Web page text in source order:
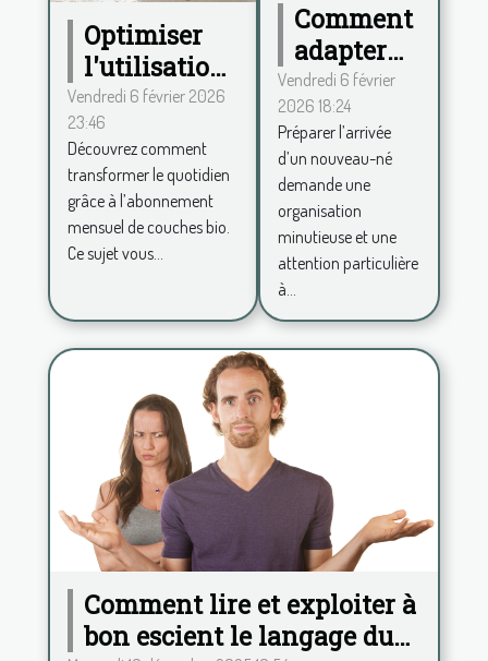
Optimiser
l'utilisation
des couches
bio via un
abonnement
mensuel
Vendredi 6 février 2026
23:46
Découvrez comment
transformer le quotidien
grâce à l’abonnement
mensuel de couches bio.
Ce sujet vous...
Comment
adapter
votre
maison à
l'arrivée
d'un
nouveau-
né?
Vendredi 6 février
2026 18:24
Préparer l’arrivée
d’un nouveau-né
demande une
organisation
minutieuse et une
attention particulière
à...
Comment lire et exploiter à
bon escient le langage du